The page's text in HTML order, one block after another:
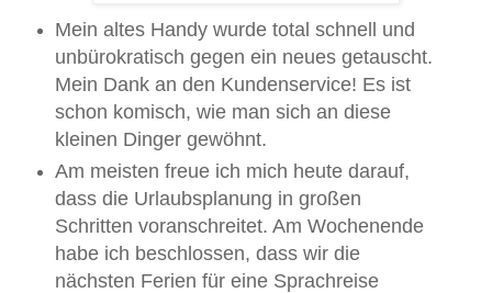
Mein altes Handy wurde total schnell und
unbürokratisch gegen ein neues getauscht.
Mein Dank an den Kundenservice! Es ist
schon komisch, wie man sich an diese
kleinen Dinger gewöhnt.
Am meisten freue ich mich heute darauf,
dass die Urlaubsplanung in großen
Schritten voranschreitet. Am Wochenende
habe ich beschlossen, dass wir die
nächsten Ferien für eine Sprachreise